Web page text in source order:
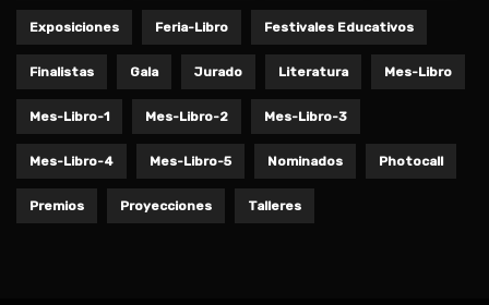
Exposiciones Feria-Libro Festivales Educativos
Finalistas Gala Jurado Literatura Mes-Libro
Mes-Libro-1 Mes-Libro-2 Mes-Libro-3
Mes-Libro-4 Mes-Libro-5 Nominados Photocall
Premios Proyecciones Talleres